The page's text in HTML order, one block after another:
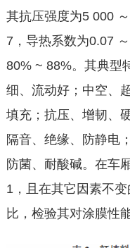
其抗压强度为5 000
7，导热系数为0.07
80% ~ 88%。其典型
细、流动好；中空、
填充；抗压、增韧、
隔音、绝缘、防静电
防菌、耐酸碱。在车
1，且在其它因素不
比，检验其对涂膜性